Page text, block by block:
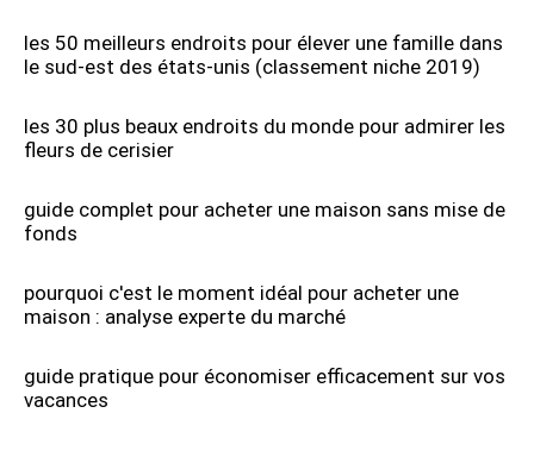
les 50 meilleurs endroits pour élever une famille dans
le sud-est des états-unis (classement niche 2019)
les 30 plus beaux endroits du monde pour admirer les
fleurs de cerisier
guide complet pour acheter une maison sans mise de
fonds
pourquoi c'est le moment idéal pour acheter une
maison : analyse experte du marché
guide pratique pour économiser efficacement sur vos
vacances